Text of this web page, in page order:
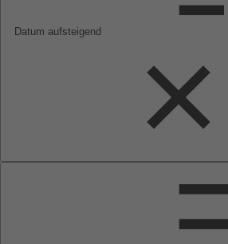
Datum aufsteigend